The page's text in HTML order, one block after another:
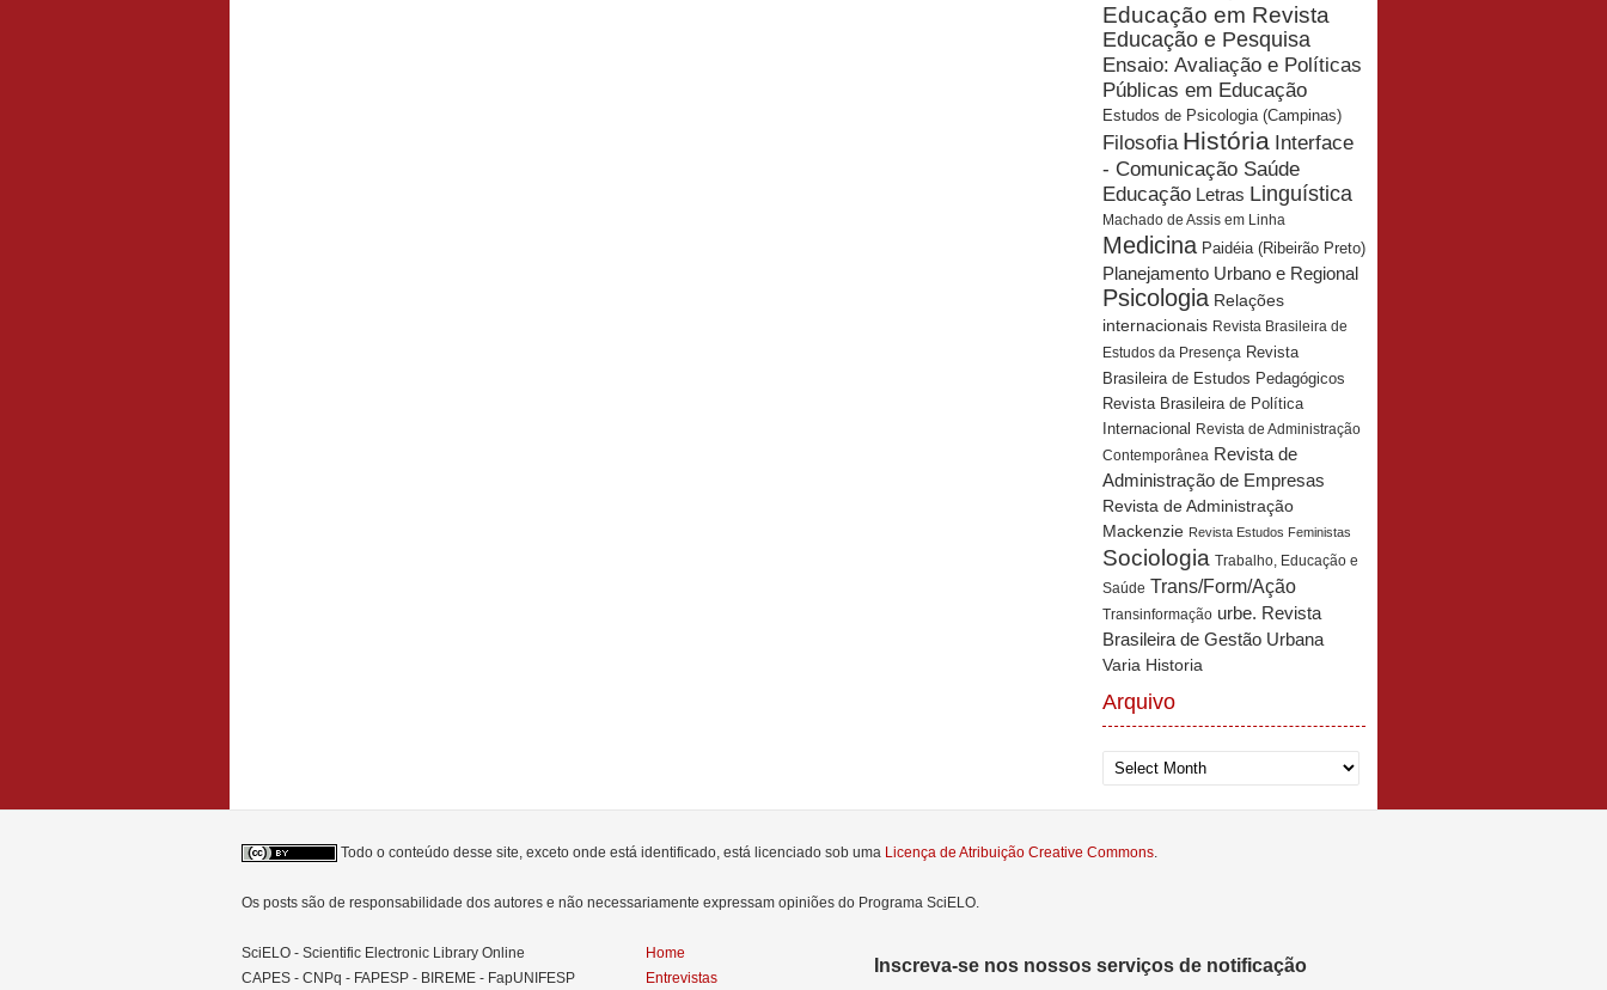
Educação em Revista
Educação e Pesquisa
Ensaio: Avaliação e Políticas
Públicas em Educação
Estudos de Psicologia (Campinas)
Filosofia História Interface
- Comunicação Saúde
Educação Letras Linguística
Machado de Assis em Linha
Medicina Paidéia (Ribeirão Preto)
Planejamento Urbano e Regional
Psicologia Relações
internacionais Revista Brasileira de
Estudos da Presença Revista
Brasileira de Estudos Pedagógicos
Revista Brasileira de Política
Internacional Revista de Administração
Contemporânea Revista de
Administração de Empresas
Revista de Administração
Mackenzie Revista Estudos Feministas
Sociologia Trabalho, Educação e
Saúde Trans/Form/Ação
Transinformação urbe. Revista
Brasileira de Gestão Urbana
Varia Historia
Arquivo
Arquivo
Todo o conteúdo desse site, exceto onde está identificado, está licenciado sob uma Licença de Atribuição Creative Commons.
Os posts são de responsabilidade dos autores e não necessariamente expressam opiniões do Programa SciELO.
SciELO - Scientific Electronic Library Online
CAPES - CNPq - FAPESP - BIREME - FapUNIFESP
Home
Entrevistas
Inscreva-se nos nossos serviços de notificação